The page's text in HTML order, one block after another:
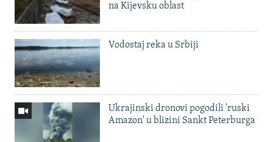
na Kijevsku oblast
Vodostaj reka u Srbiji
Ukrajinski dronovi pogodili 'ruski
Amazon' u blizini Sankt Peterburga